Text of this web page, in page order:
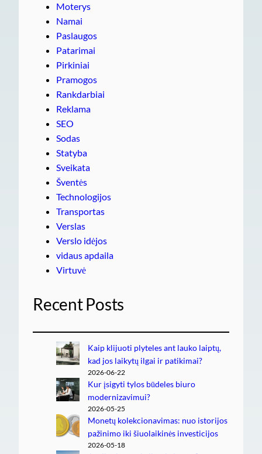
Moterys
Namai
Paslaugos
Patarimai
Pirkiniai
Pramogos
Rankdarbiai
Reklama
SEO
Sodas
Statyba
Sveikata
Šventės
Technologijos
Transportas
Verslas
Verslo idėjos
vidaus apdaila
Virtuvė
Recent Posts
Kaip klijuoti plyteles ant lauko laiptų,
kad jos laikytų ilgai ir patikimai?
2026-06-22
Kur įsigyti tylos būdeles biuro
modernizavimui?
2026-05-25
Monetų kolekcionavimas: nuo istorijos
pažinimo iki šiuolaikinės investicijos
2026-05-18